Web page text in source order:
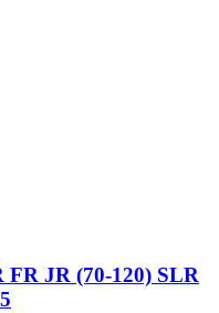
JR (70-120) SLR